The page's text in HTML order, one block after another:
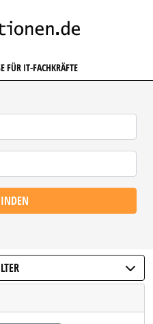
FÜR IT-FACHKRÄFTE